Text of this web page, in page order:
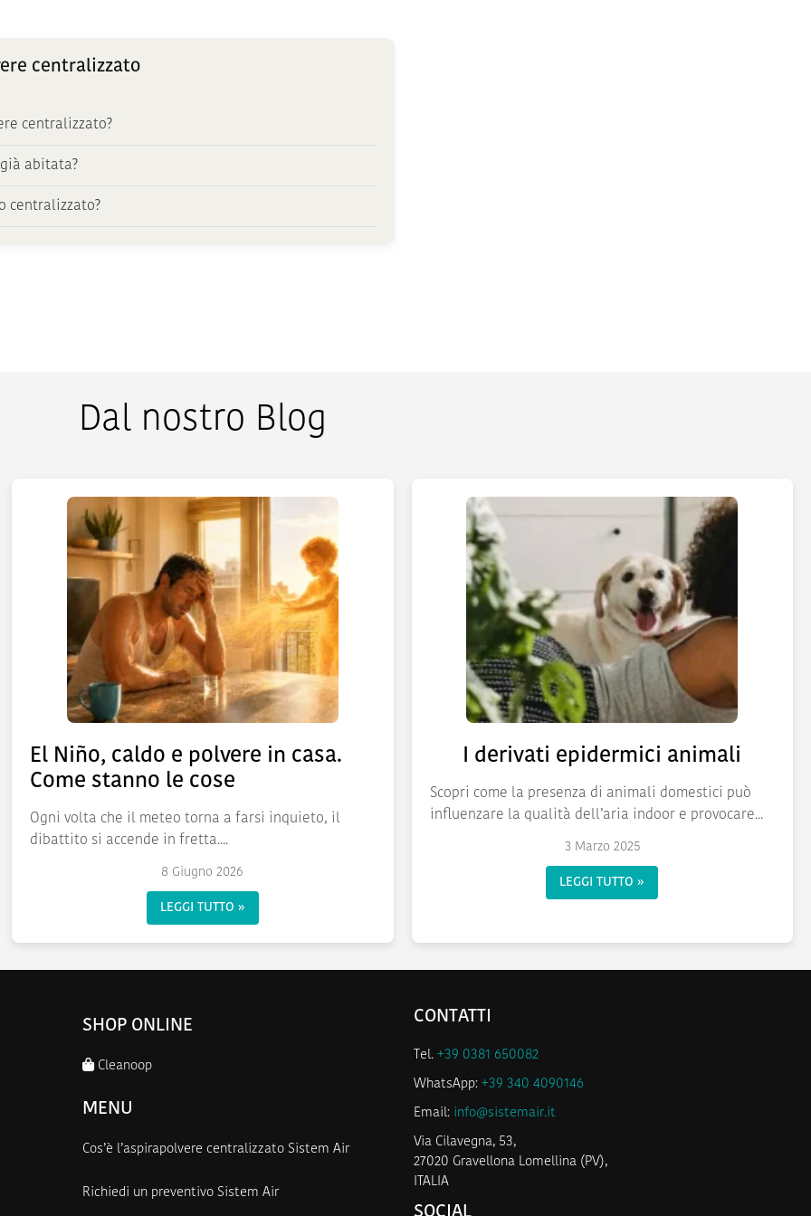
centralizzato
centralizzato?
abitata?
centralizzato?
Dal nostro Blog
El Niño, caldo e polvere in casa.
Come stanno le cose
Ogni volta che il meteo torna a farsi inquieto, il
dibattito si accende in fretta....
8 Giugno 2026
LEGGI TUTTO »
I derivati epidermici animali
Scopri come la presenza di animali domestici può
influenzare la qualità dell’aria indoor e provocare...
3 Marzo 2025
LEGGI TUTTO »
SHOP ONLINE
Cleanoop
MENU
Cos’è l’aspirapolvere centralizzato Sistem Air
Richiedi un preventivo Sistem Air
CONTATTI
Tel.+39 0381 650082
WhatsApp:+39 340 4090146
Email: info@sistemair.it
Via Cilavegna, 53,
27020 Gravellona Lomellina (PV),
ITALIA